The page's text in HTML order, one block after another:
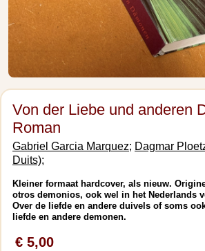
Von der Liebe und anderen
Roman
Gabriel Garcia Marquez; Dagmar
Duits);
Kleiner formaat hardcover, als nieuw.
otros demonios, ook wel in het Nederlands
Over de liefde en andere duivels of soms
liefde en andere demonen.
€ 5,00